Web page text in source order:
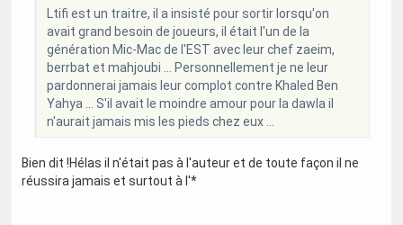
Ltifi est un traitre, il a insisté pour sortir lorsqu'on
avait grand besoin de joueurs, il était l'un de la
génération Mic-Mac de l'EST avec leur chef zaeim,
berrbat et mahjoubi ... Personnellement je ne leur
pardonnerai jamais leur complot contre Khaled Ben
Yahya ... S'il avait le moindre amour pour la dawla il
n'aurait jamais mis les pieds chez eux ...
Bien dit !Hélas il n'était pas à l'auteur et de toute façon il ne
réussira jamais et surtout à l'*